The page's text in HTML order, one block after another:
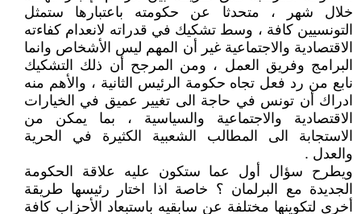
خلال شهر ، متحدثا عن حكومته باعتبارها ستمثل
التونسيين كافة ، وسط تشكيك في قدراته لانعدام كفاءته
الاقتصادية والاجتماعية غير أن المهم ليس الأشخاص وانما
البرامج وفريق العمل ، ومن المرجح أن ذلك التشكيك
نابع من رد فعل تجاه حكومة الرئيس الثانية ، والأهم منه
ادراك أن تونس في حاجة الى تغيير عميق في الخيارات
الاقتصادية والاجتماعية والسياسية ، بما يمكن من
الاستجابة الى المطالب الشعبية الكثيرة في الحرية
والعدل .
ويطرح سؤال أول عما ستكون عليه علاقة الحكومة
الجديدة مع البرلمان ؟ خاصة اذا اختار رئيسها طريقة
أخرى لتكوينها مختلفة عن سابقيه باستبعاد الأحزاب كافة